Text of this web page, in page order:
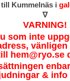
till Kummelnäs i
∇
VARNING!
som inte
vänligen
hem@ryo.se
& info